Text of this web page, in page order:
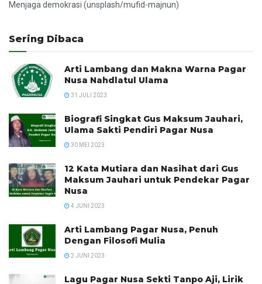
Menjaga demokrasi (unsplash/mufid-majnun)
Sering Dibaca
Arti Lambang dan Makna Warna Pagar
Nusa Nahdlatul Ulama
31 JULI 2023
Biografi Singkat Gus Maksum Jauhari,
Ulama Sakti Pendiri Pagar Nusa
30 MEI 2023
12 Kata Mutiara dan Nasihat dari Gus
Maksum Jauhari untuk Pendekar Pagar
Nusa
4 JUNI 2023
Arti Lambang Pagar Nusa, Penuh
Dengan Filosofi Mulia
2 JUNI 2023
Lagu Pagar Nusa Sekti Tanpo Aji, Lirik